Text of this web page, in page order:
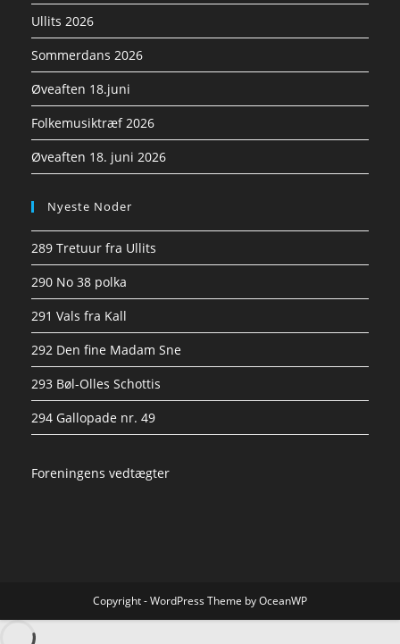
Ullits 2026
Sommerdans 2026
Øveaften 18.juni
Folkemusiktræf 2026
Øveaften 18. juni 2026
Nyeste Noder
289 Tretuur fra Ullits
290 No 38 polka
291 Vals fra Kall
292 Den fine Madam Sne
293 Bøl-Olles Schottis
294 Gallopade nr. 49
Foreningens vedtægter
Copyright - WordPress Theme by OceanWP